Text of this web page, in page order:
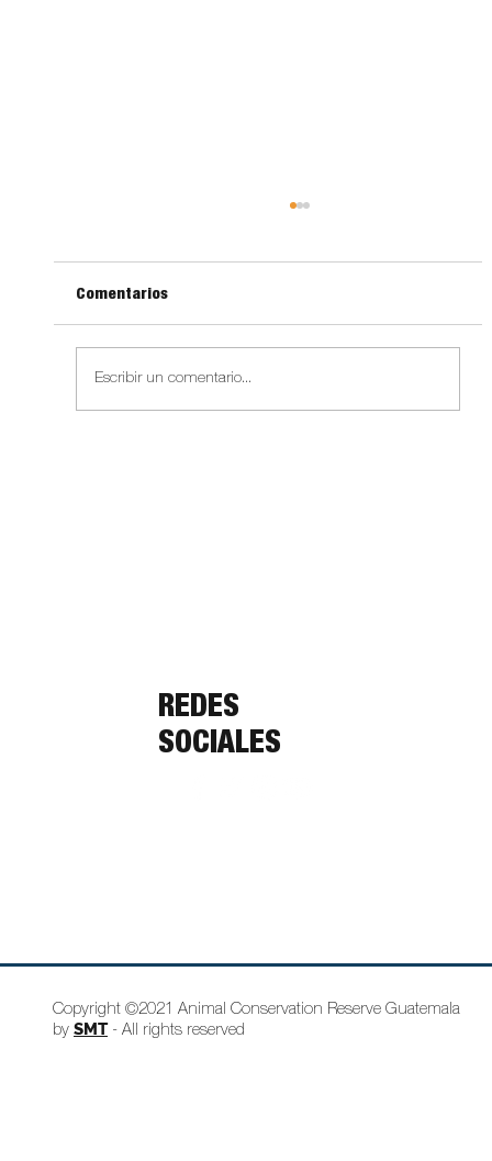
Comentarios
Escribir un comentario...
Copyright ©2021 Animal Conservation Reserve Guatemala
by SMT - All rights reserved
REDES
SOCIALES